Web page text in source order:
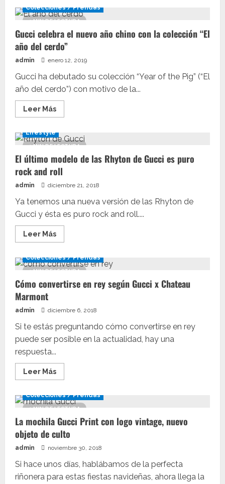
La
hoodie
de
Gucci
ya
disponible
1 MIN DE LECTURA
Colecciones / Prendas
Gucci celebra el nuevo año chino con la colección “El
año del cerdo”
admin enero 12, 2019
Gucci ha debutado su colección “Year of the Pig” (“El
año del cerdo”) con motivo de la...
Leer MásLeer
más
Gucci
celebra
nuevo
año
chino
la
“El
año
del
cerdo”
1 MIN DE LECTURA
Lifestyle
El último modelo de las Rhyton de Gucci es puro
rock and roll
admin diciembre 21, 2018
Ya tenemos una nueva versión de las Rhyton de
Gucci y ésta es puro rock and roll....
Leer MásLeer
más
El
último
de
las
Gucci
puro
rock
and
1 MIN DE LECTURA
Colecciones / Prendas
Cómo convertirse en rey según Gucci x Chateau
Marmont
admin diciembre 6, 2018
Si te estás preguntando cómo convertirse en rey
puede ser posible en la actualidad, hay una
respuesta...
Leer MásLeer
más
Cómo
convertirse
rey
según
Gucci
Chateau
1 MIN DE LECTURA
Colecciones / Prendas
La mochila Gucci Print con logo vintage, nuevo
objeto de culto
admin noviembre 30, 2018
Si hace unos días, hablábamos de la perfecta
riñonera para estas fiestas navideñas, ahora llega la